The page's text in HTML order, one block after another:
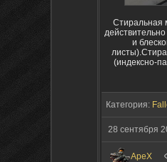
Стиральная
и
(индексно-
Категория:
28 сентября
ApeX